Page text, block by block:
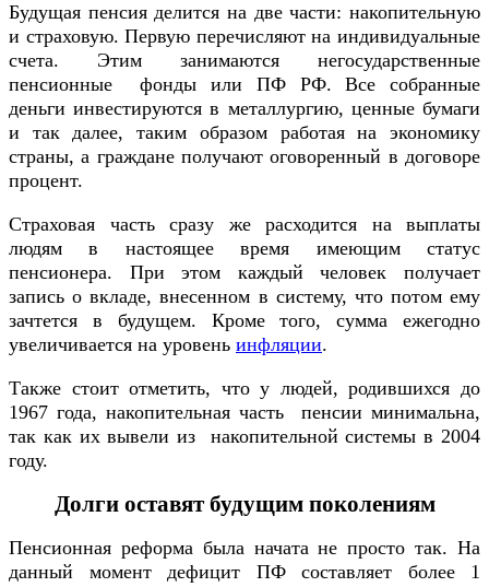
Будущая пенсия делится на две части: накопительную
и страховую. Первую перечисляют на индивидуальные
счета. Этим занимаются негосударственные
пенсионные фонды или ПФ РФ. Все собранные
деньги инвестируются в металлургию, ценные бумаги
и так далее, таким образом работая на экономику
страны, а граждане получают оговоренный в договоре
процент.
Страховая часть сразу же расходится на выплаты
людям в настоящее время имеющим статус
пенсионера. При этом каждый человек получает
запись о вкладе, внесенном в систему, что потом ему
зачтется в будущем. Кроме того, сумма ежегодно
увеличивается на уровень инфляции.
Также стоит отметить, что у людей, родившихся до
1967 года, накопительная часть пенсии минимальна,
так как их вывели из накопительной системы в 2004
году.
Долги оставят будущим поколениям
Пенсионная реформа была начата не просто так. На
данный момент дефицит ПФ составляет более 1